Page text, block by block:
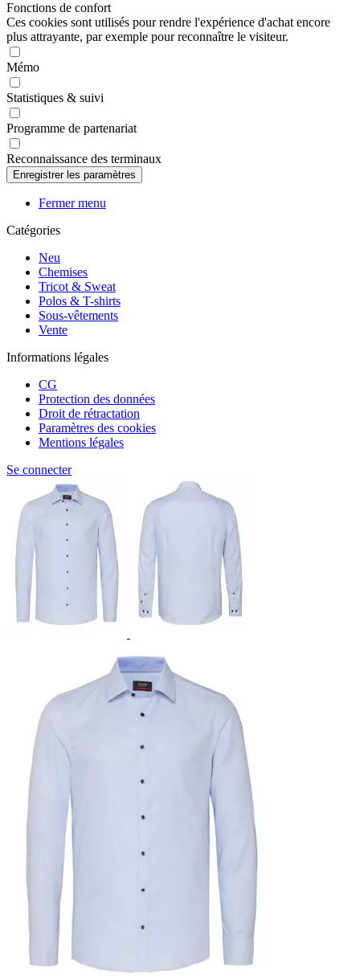
Fonctions de confort
Ces cookies sont utilisés pour rendre l'expérience d'achat encore
plus attrayante, par exemple pour reconnaître le visiteur.
Mémo
Statistiques & suivi
Programme de partenariat
Reconnaissance des terminaux
Fermer menu
Catégories
Neu
Chemises
Tricot & Sweat
Polos & T-shirts
Sous-vêtements
Vente
Informations légales
CG
Protection des données
Droit de rétractation
Paramètres des cookies
Mentions légales
Se connecter